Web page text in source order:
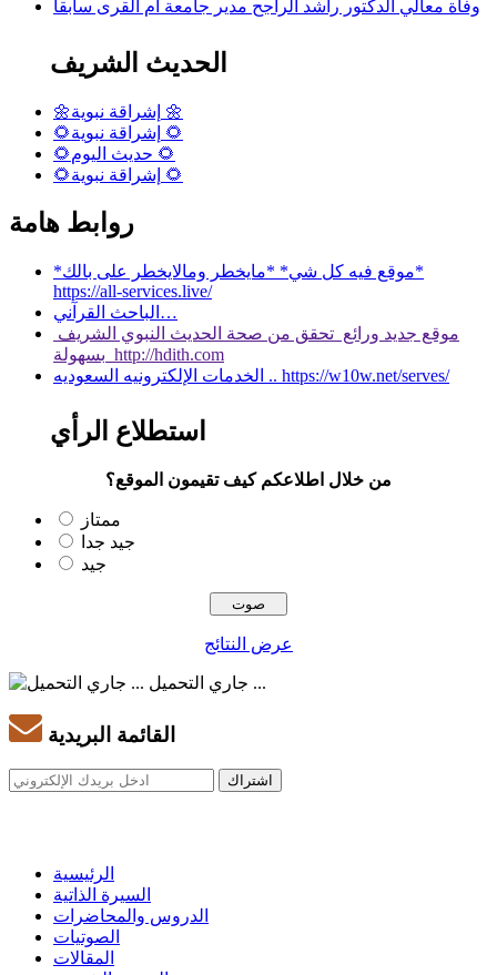
وفاة معالي الدكتور راشد الراجح مدير جامعة أم القرى سابقا
الحديث الشريف
🌼إشراقة نبوية 🌼
🌻إشراقة نبوية 🌻
🌻حديث اليوم 🌻
🌻إشراقة نبوية 🌻
روابط هامة
*موقع فيه كل شي* *مايخطر ومالايخطر على بالك*
https://all-services.live/
الباحث القرآني…
موقع جديد ورائع تحقق من صحة الحديث النبوي الشريف
بسهولة http://hdith.com
الخدمات الإلكترونيه السعوديه .. https://w10w.net/serves/
استطلاع الرأي
من خلال اطلاعكم كيف تقيمون الموقع؟
ممتاز
جيد جدا
جيد
عرض النتائج
جاري التحميل ...
القائمة البريدية
الرئيسية
السيرة الذاتية
الدروس والمحاضرات
الصوتيات
المقالات